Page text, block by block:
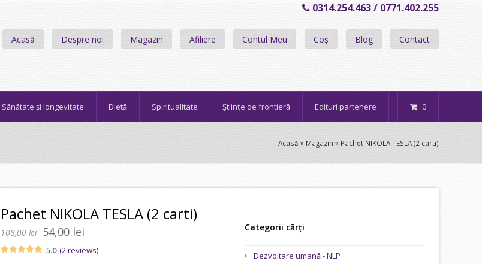
0314.254.463 / 0771.402.255
Acasă Despre noi Magazin Afiliere Contul Meu Coș Blog Contact
Sănătate și longevitate Dietă Spiritualitate Științe de frontieră Edituri partenere 0
Acasă » Magazin » Pachet NIKOLA TESLA (2 carti)
Pachet NIKOLA TESLA (2 carti)
108,00lei Prețul
inițial
54,00 lei
curent
5.0 (2reviews)
Categorii cărți
Dezvoltare umană - NLP